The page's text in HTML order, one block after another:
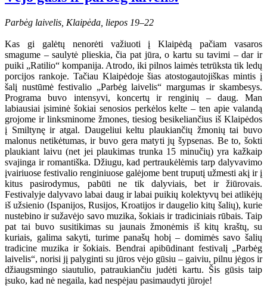
Parbėg laivelis, Klaipėda, liepos 19–22
Kas gi galėtų nenorėti važiuoti į Klaipėdą pačiam vasaros
smagume – saulytė plieskia, čia pat jūra, o kartu su tavimi – dar ir
puiki „Ratilio“ kompanija. Atrodo, iki pilnos laimės tetrūksta tik ledų
porcijos rankoje. Tačiau Klaipėdoje šias atostogautojiškas mintis į
šalį nustūmė festivalio „Parbėg laivelis“ margumas ir skambesys.
Programa buvo intensyvi, koncertų ir renginių – daug. Man
labiausiai įsiminė šokiai senosios perkėlos kelte – ten apie valandą
grojome ir linksminome žmones, tiesiog besikeliančius iš Klaipėdos
į Smiltynę ir atgal. Daugeliui keltu plaukiančių žmonių tai buvo
malonus netikėtumas, ir buvo gera matyti jų šypsenas. Be to, šokti
plaukiant laivu (net jei plaukimas trunka 15 minučių) yra kažkaip
svajinga ir romantiška. Džiugu, kad pertraukėlėmis tarp dalyvavimo
įvairiuose festivalio renginiuose galėjome bent truputį užmesti akį ir į
kitus pasirodymus, pabūti ne tik dalyviais, bet ir žiūrovais.
Festivalyje dalyvavo labai daug ir labai puikių kolektyvų bei atlikėjų
iš užsienio (Ispanijos, Rusijos, Kroatijos ir daugelio kitų šalių), kurie
nustebino ir sužavėjo savo muzika, šokiais ir tradiciniais rūbais. Taip
pat tai buvo susitikimas su jaunais žmonėmis iš kitų kraštų, su
kuriais, galima sakyti, turime panašų hobį – domimės savo šalių
tradicine muzika ir šokiais. Bendrai apibūdinant festivalį „Parbėg
laivelis“, norisi jį palyginti su jūros vėjo gūsiu – gaiviu, pilnu jėgos ir
džiaugsmingo siautulio, patraukiančiu judėti kartu. Šis gūsis taip
įsuko, kad nė negaila, kad nespėjau pasimaudyti jūroje!